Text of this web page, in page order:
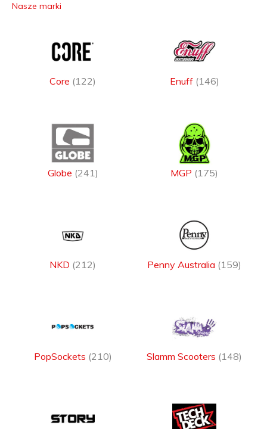
Nasze marki
Core (122) Enuff (146)
Globe (241) MGP (175)
NKD (212) Penny Australia (159)
PopSockets (210) Slamm Scooters (148)